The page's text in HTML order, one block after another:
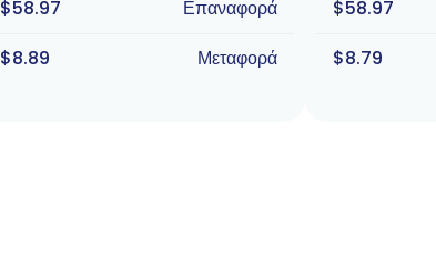
$58.97
Επαναφορά
$8.89
Μεταφορά
$58.97
$8.79